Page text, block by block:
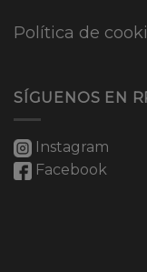
Política de
SÍGUENOS EN
Instagram
Facebook